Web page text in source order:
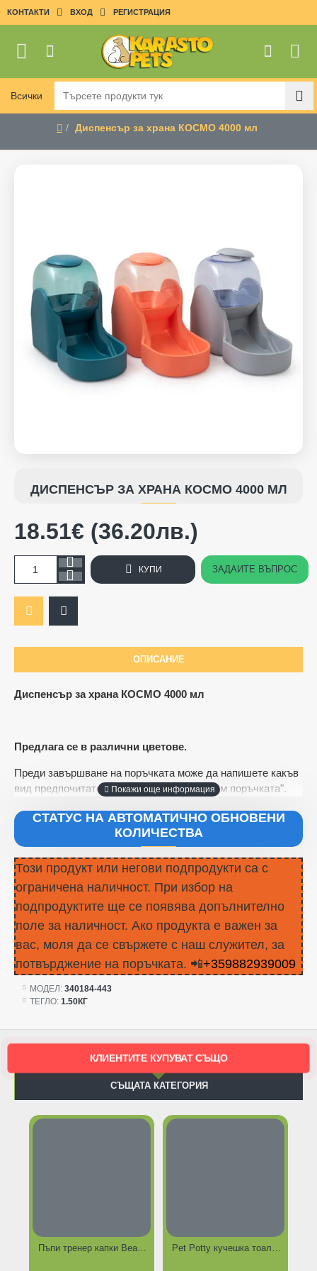
КОНТАКТИ ВХОД РЕГИСТРАЦИЯ
Всички
Търсете
продукти
Диспенсър за храна КОСМО 4000 мл
ДИСПЕНСЪР ЗА ХРАНА КОСМО 4000 МЛ
ОПИСАНИЕ
Диспенсър за храна КОСМО 4000 мл
Предлага се в различни цветове.
Преди завършване на поръчката може да напишете какъв
вид предпочитате в полето "Коментари към поръчката".
СТАТУС НА АВТОМАТИЧНО ОБНОВЕНИ
КОЛИЧЕСТВА
Този продукт или негови подпродукти са с
ограничена наличност. При избор на
подпродуктите ще се появява допълнително
поле за наличност. Ако продукта е важен за
вас, моля да се свържете с наш служител, за
потвърджение на поръчката. 📲+359882939009
МОДЕЛ: 340184-443
ТЕГЛО: 1.50КГ
18.51€ (36.20лв.)
КУПИ ЗАДАЙТЕ ВЪПРОС
КЛИЕНТИТЕ КУПУВАТ СЪЩО
СЪЩАТА КАТЕГОРИЯ